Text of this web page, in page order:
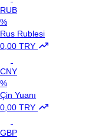
RUB
%
Rus Rublesi
0,00 TRY
CNY
%
Çin Yuanı
0,00 TRY
GBP